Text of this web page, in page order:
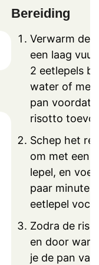
Bereiding
Verwarm de
een laag
2 eetlepels
water of
pan voordat
risotto
Schep het
om met een
lepel, en
paar
eetlepel
Zodra de
en door
je de pan